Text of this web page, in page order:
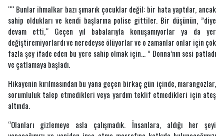
““ Bunlar ihmalkar bazı şımarık çocuklar değil: bir hata yaptılar, ancak
sahip oldukları ve kendi başlarına polise gittiler. Bir düşünün, ”diye
devam etti,“ Geçen yıl babalarıyla konuşamıyorlar ya da yer
değiştiremiyorlardı ve neredeyse ölüyorlar ve o zamanlar onlar için çok
fazla şey ifade eden bu yere sahip olmak için… ” Donna’nın sesi patladı
ve çatlamaya başladı.
Hikayenin kırılmasından bu yana geçen birkaç gün içinde, marangozlar,
sorumluluk talep etmedikleri veya yardım teklif etmedikleri için ateş
altında.
“Olanları gizlemeye asla çalışmadık. İnsanlara, aldığı her şeyi